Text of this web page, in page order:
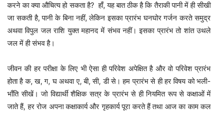
करने का क्या औचित्य हो सकता है? हाँ, यह बात ठीक है कि तैराकी पानी में ही सीखी
जा सकती है, पानी के बिना नहीं, लेकिन इसका प्रारंभ घनघोर गर्जन करते समुद्र
अथवा विपुल जल राशि युक्त महानद में संभव नहीं। इसका प्रारंभ तो शांत उथले
जल में ही संभव है।
जीवन की हर परीक्षा के लिए भी ऐसा ही परिवेश अपेक्षित है और वो परिवेश प्रारंभ
होता है क, ख, ग, घ अथवा ए, बी, सी, डी से। हम प्रारंभ से ही हर विषय को भली-
भाँति सीखें। जो विद्यार्थी शैक्षिक सत्र के प्रारंभ से ही नियमित रूप से कक्षाओं में
जाते हैं, हर रोज अपना कक्षाकार्य और गृहकार्य पूरा करते हैं तथा आज का काम कल